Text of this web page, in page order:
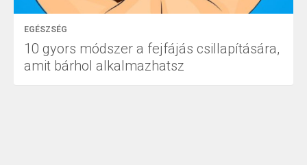
EGÉSZSÉG
10 gyors módszer a fejfájás csillapítására,
amit bárhol alkalmazhatsz